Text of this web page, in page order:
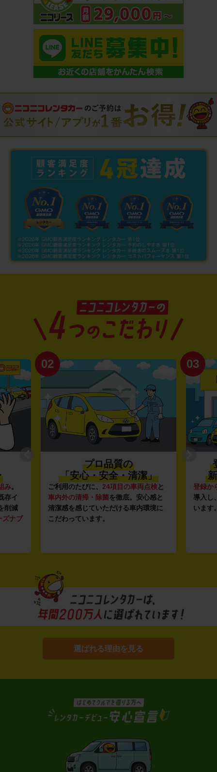
み。
存イ
削減
ズナブ
02
プロ品質の
「安心・安全・清潔」
ご利用のたびに、 24項目の車両点検と
車内外の清掃・除菌を徹底。安心感と
清潔感を感じていただける車内環境に
こだわっています。
03
登録か
導入し
います
選ばれる理由を見る